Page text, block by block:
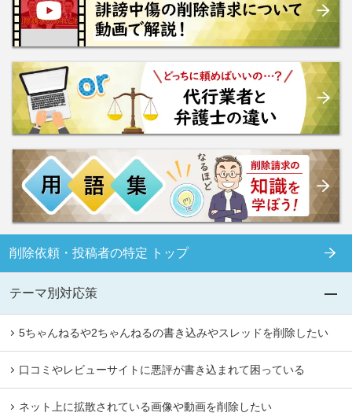
削除依頼・投稿者の特定 トップ
テーマ別対応策
5ちゃんねるや2ちゃんねるの書き込みやスレッドを削除したい
口コミやレビューサイトに悪評が書き込まれて困っている
ネット上に拡散されている画像や動画を削除したい